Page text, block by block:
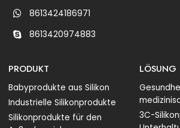
8613424186971
8613420974883
PRODUKT
Babyprodukte aus Silikon
Industrielle Silikonprodukte
Silikonprodukte für den
LÖSUNG
3C-